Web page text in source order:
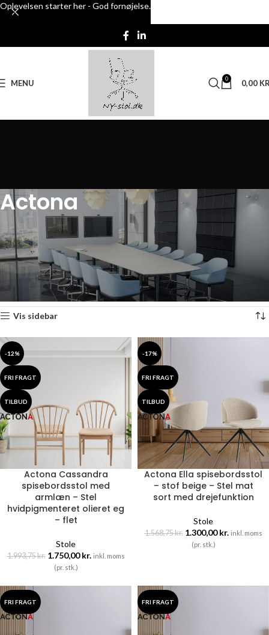
Skip to navigation
MENU 0 0,00
Actona
Vare Brand Actona Viser 7 resultater
Vis sidebar
-12%
FRI FRAGT
TILBUD
Actona Cassandra
spisebordsstol med
armlæn – Stel
hvidpigmenteret olieret eg
– flet
Stole
1.993,75kr. 1.750,00kr. inkl. moms
(pr. stk.)
-17%
FRI FRAGT
TILBUD
Actona Ella spisebordsstol
– stof beige – Stel mat
sort med drejefunktion
Stole
1.568,75kr. 1.300,00kr. inkl. moms
(pr. stk.)
FRI FRAGT FRI FRAGT
Oplevelsen starter her - God fornøjelse.